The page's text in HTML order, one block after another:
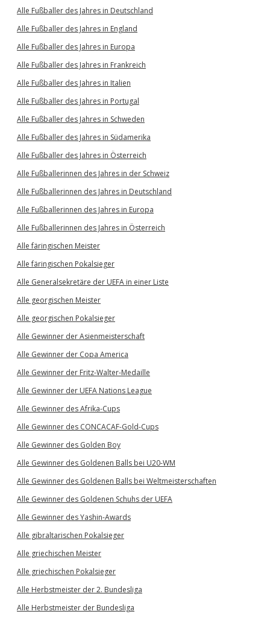
Alle Fußballer des Jahres in Deutschland
Alle Fußballer des Jahres in England
Alle Fußballer des Jahres in Europa
Alle Fußballer des Jahres in Frankreich
Alle Fußballer des Jahres in Italien
Alle Fußballer des Jahres in Portugal
Alle Fußballer des Jahres in Schweden
Alle Fußballer des Jahres in Südamerika
Alle Fußballer des Jahres in Österreich
Alle Fußballerinnen des Jahres in der Schweiz
Alle Fußballerinnen des Jahres in Deutschland
Alle Fußballerinnen des Jahres in Europa
Alle Fußballerinnen des Jahres in Österreich
Alle färingischen Meister
Alle färingischen Pokalsieger
Alle Generalsekretäre der UEFA in einer Liste
Alle georgischen Meister
Alle georgischen Pokalsieger
Alle Gewinner der Asienmeisterschaft
Alle Gewinner der Copa America
Alle Gewinner der Fritz-Walter-Medaille
Alle Gewinner der UEFA Nations League
Alle Gewinner des Afrika-Cups
Alle Gewinner des CONCACAF-Gold-Cups
Alle Gewinner des Golden Boy
Alle Gewinner des Goldenen Balls bei U20-WM
Alle Gewinner des Goldenen Balls bei Weltmeisterschaften
Alle Gewinner des Goldenen Schuhs der UEFA
Alle Gewinner des Yashin-Awards
Alle gibraltarischen Pokalsieger
Alle griechischen Meister
Alle griechischen Pokalsieger
Alle Herbstmeister der 2. Bundesliga
Alle Herbstmeister der Bundesliga